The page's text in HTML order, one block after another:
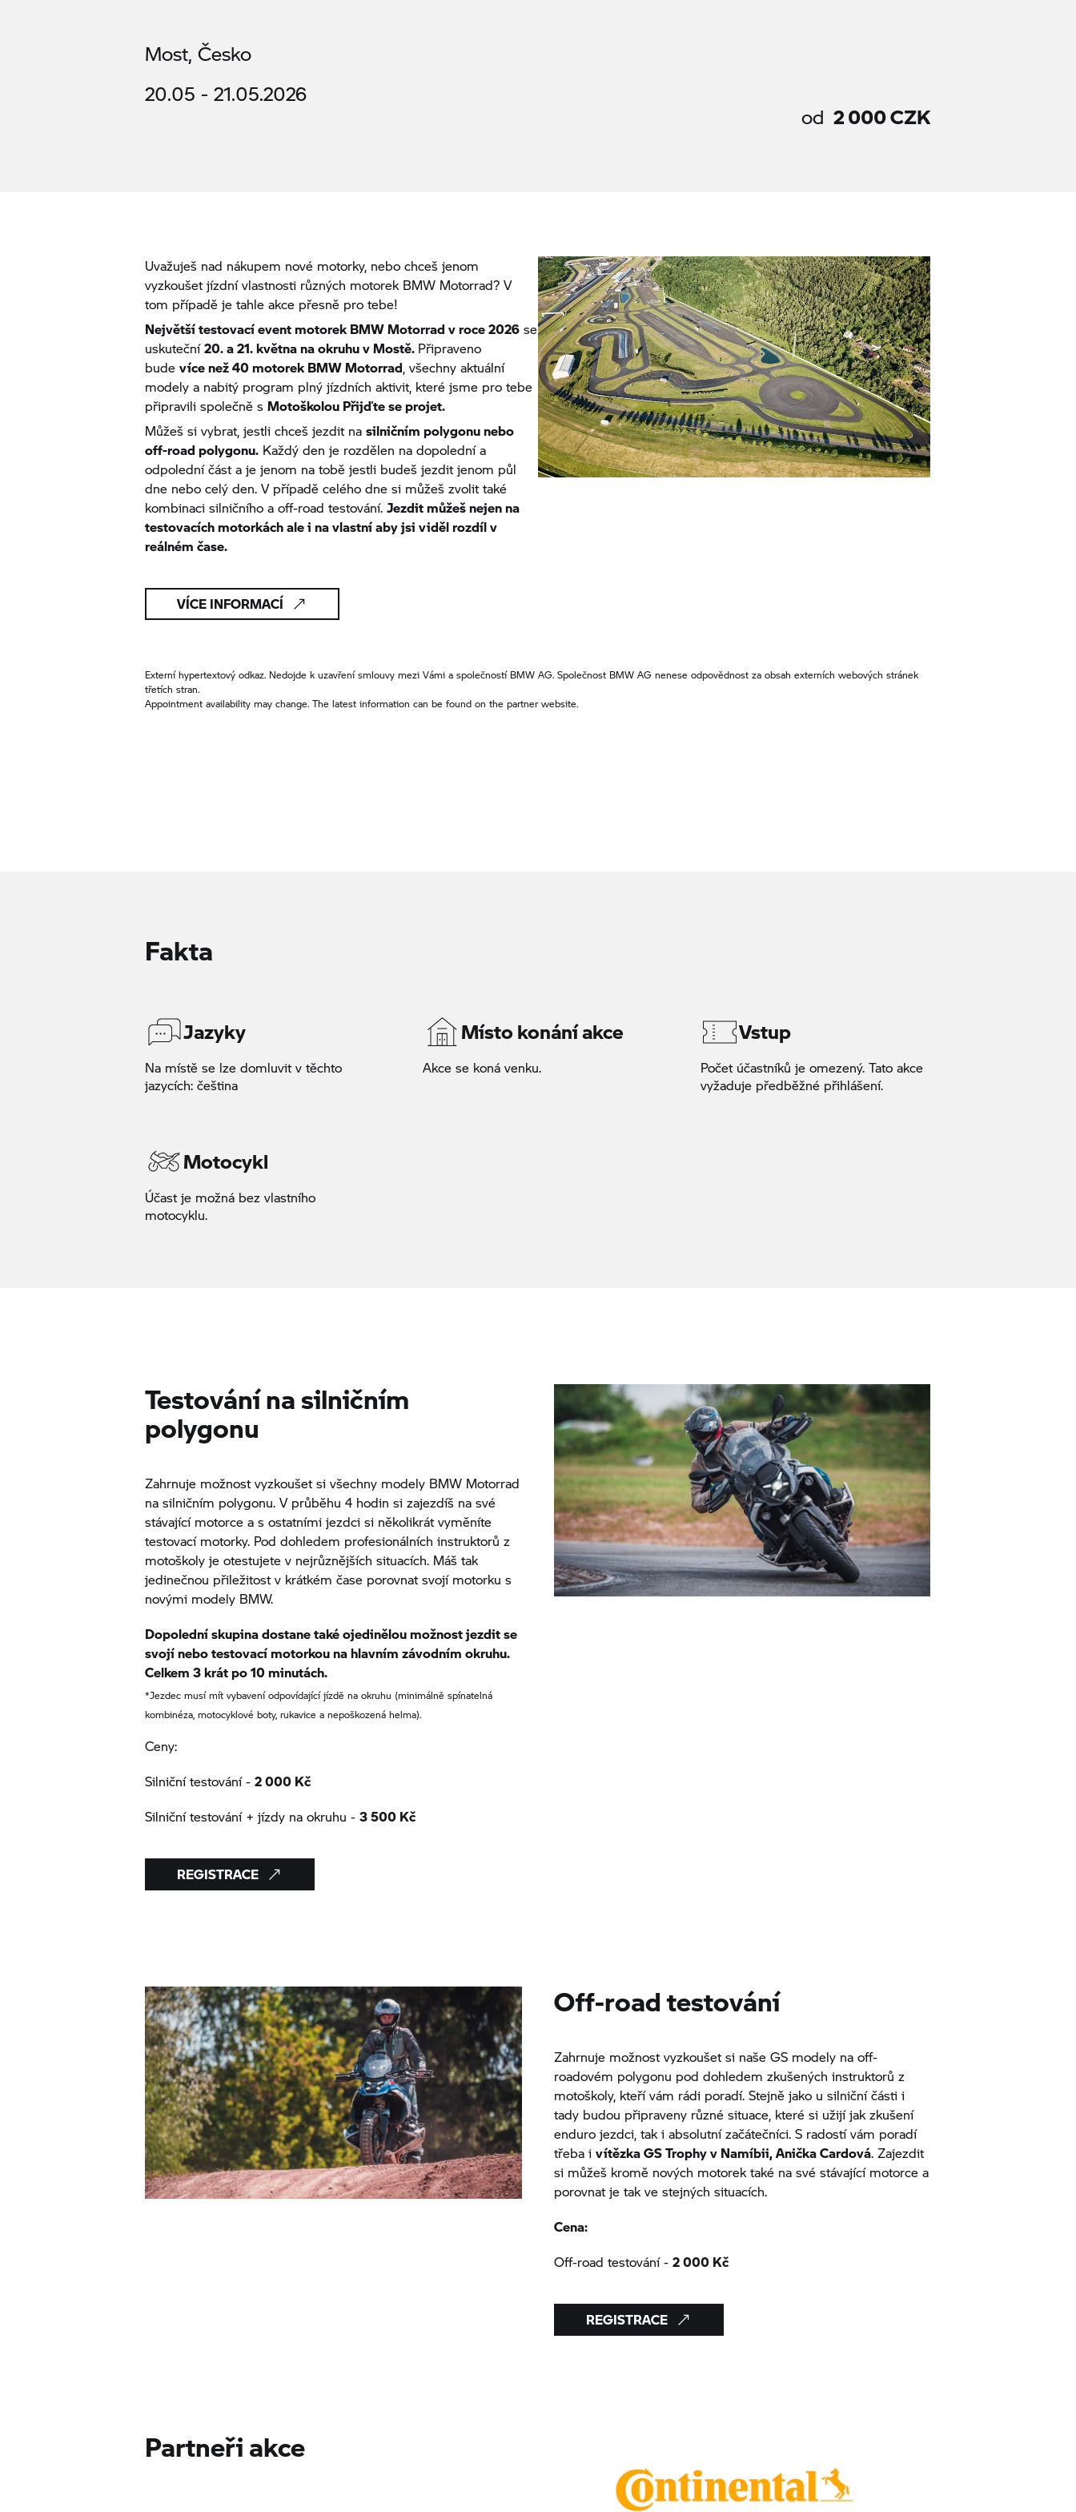
Most, Česko
20.05 - 21.05.2026
od 2 000 CZK
Uvažuješ nad nákupem nové motorky, nebo chceš jenom
vyzkoušet jízdní vlastnosti různých motorek BMW Motorrad? V
tom případě je tahle akce přesně pro tebe!
Největší testovací event motorek BMW Motorrad v roce 2026 se
uskuteční20. a 21. května na okruhu v Mostě. Připraveno
budevíce než 40 motorek BMW Motorrad, všechny aktuální
modely a nabitý program plný jízdních aktivit, které jsme pro tebe
připravili společně sMotoškolou Přijďte se projet.
Můžeš si vybrat, jestli chceš jezdit nasilničním polygonu nebo
off-road polygonu. Každý den je rozdělen na dopolední a
odpolední část a je jenom na tobě jestli budeš jezdit jenom půl
dne nebo celý den. V případě celého dne si můžeš zvolit také
kombinaci silničního a off-road testování.Jezdit můžeš nejen na
testovacích motorkách ale i na vlastní aby jsi viděl rozdíl v
reálném čase.
VÍCE INFORMACÍ
Externí hypertextový odkaz. Nedojde k uzavření smlouvy mezi Vámi a společností BMW AG. Společnost BMW AG nenese odpovědnost za obsah externích webových stránek
třetích stran.
Appointment availability may change. The latest information can be found on the partner website.
Fakta
Jazyky
Na místě se lze domluvit v těchto
jazycích: čeština
Místo konání akce
Akce se koná venku.
Vstup
Počet účastníků je omezený. Tato akce
vyžaduje předběžné přihlášení.
Motocykl
Účast je možná bez vlastního
motocyklu.
Testování na silničním
polygonu
Zahrnuje možnost vyzkoušet si všechny modely BMW Motorrad
na silničním polygonu. V průběhu 4 hodin si zajezdíš na své
stávající motorce a s ostatními jezdci si několikrát vyměníte
testovací motorky. Pod dohledem profesionálních instruktorů z
motoškoly je otestujete v nejrůznějších situacích. Máš tak
jedinečnou přiležitost v krátkém čase porovnat svojí motorku s
novými modely BMW.
Dopolední skupina dostane také ojedinělou možnost jezdit se
svojí nebo testovací motorkou na hlavním závodním okruhu.
Celkem 3 krát po 10 minutách.
*Jezdec musí mít vybavení odpovídající jízdě na okruhu (minimálně spínatelná
kombinéza, motocyklové boty, rukavice a nepoškozená helma).
Ceny:
Silniční testování -2 000 Kč
Silniční testování + jízdy na okruhu -3 500 Kč
REGISTRACE
Off-road testování
Zahrnuje možnost vyzkoušet si naše GS modely na off-
roadovém polygonu pod dohledem zkušených instruktorů z
motoškoly, kteří vám rádi poradí. Stejně jako u silniční části i
tady budou připraveny různé situace, které si užijí jak zkušení
enduro jezdci, tak i absolutní začátečníci. S radostí vám poradí
třeba i vítězkaGS Trophyv Namíbii, Anička Cardová. Zajezdit
si můžeš kromě nových motorek také na své stávající motorce a
porovnat je tak ve stejných situacích.
Cena:
Off-road testování - 2 000 Kč
REGISTRACE
Partneři akce